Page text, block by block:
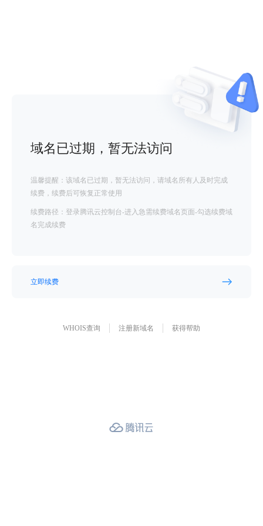
域名已过期，暂无法访问
温馨提醒：该域名已过期，暂无法访问，请域名所有人及时完成
续费，续费后可恢复正常使用
续费路径：登录腾讯云控制台-进入急需续费域名页面-勾选续费域
名完成续费
立即续费
WHOIS查询 注册新域名 获得帮助